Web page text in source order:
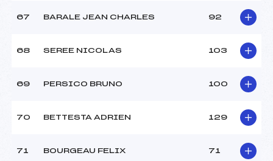
67 BARALE JEAN CHARLES 92
68 SEREE NICOLAS 103
69 PERSICO BRUNO 100
70 BETTESTA ADRIEN 129
71 BOURGEAU FELIX 71